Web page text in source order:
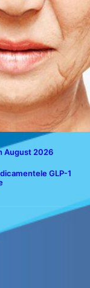
August 2026
GLP-1